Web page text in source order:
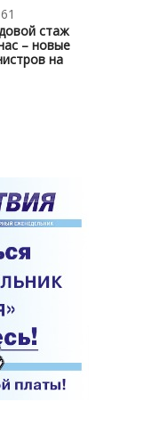
стаж
– новые
на